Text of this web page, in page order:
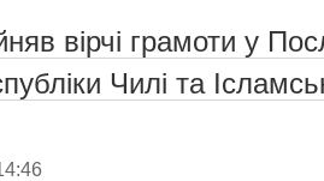
вірчі грамоти у
Чилі та